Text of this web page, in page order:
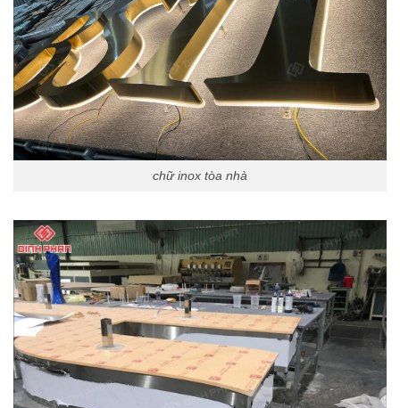
chữ inox tòa nhà